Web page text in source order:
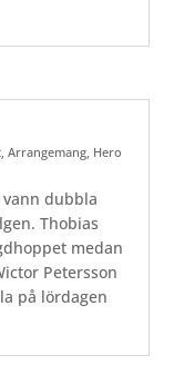
,Arrangemang Hero
dubbla
Thobias
medan
Petersson
på lördagen